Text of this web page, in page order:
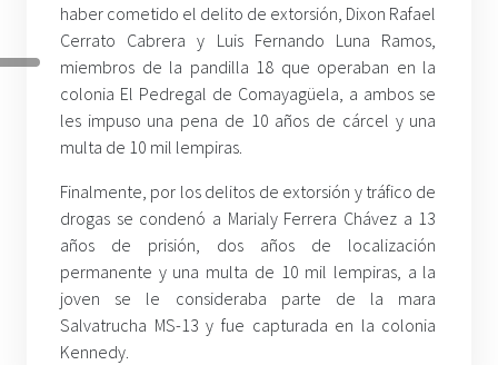
haber cometido el delito de extorsión, Dixon Rafael
Cerrato Cabrera y Luis Fernando Luna Ramos,
miembros de la pandilla 18 que operaban en la
colonia El Pedregal de Comayagüela, a ambos se
les impuso una pena de 10 años de cárcel y una
multa de 10 mil lempiras.
Finalmente, por los delitos de extorsión y tráfico de
drogas se condenó a Marialy Ferrera Chávez a 13
años de prisión, dos años de localización
permanente y una multa de 10 mil lempiras, a la
joven se le consideraba parte de la mara
Salvatrucha MS-13 y fue capturada en la colonia
Kennedy.